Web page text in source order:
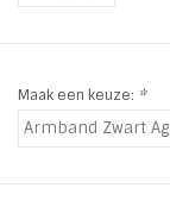
SALE
Maak een keuze: *